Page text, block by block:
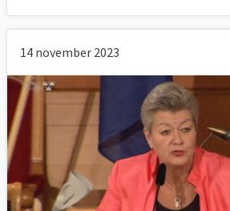
14 november 2023